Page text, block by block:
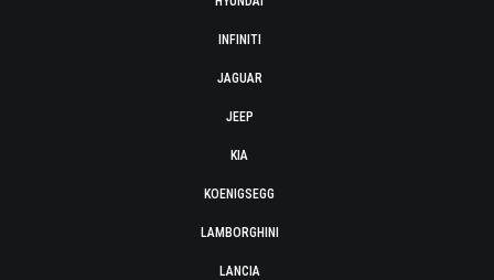
INFINITI
JAGUAR
JEEP
KIA
KOENIGSEGG
LAMBORGHINI
LANCIA